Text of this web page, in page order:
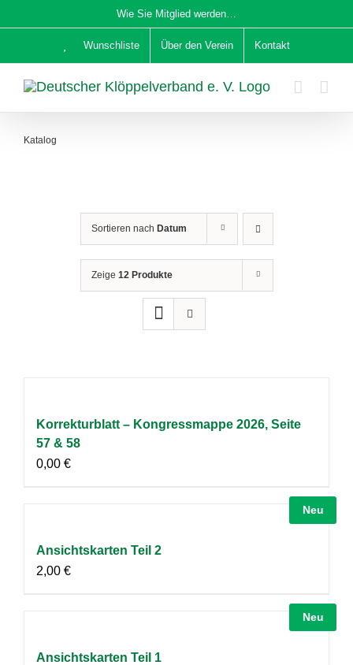
Inhalt
Wie Sie Mitglied werden…
Wunschliste Über den Verein Kontakt
Katalog
Sortieren nach Datum
Zeige 12 Produkte
Korrekturblatt – Kongressmappe 2026, Seite
57 & 58
0,00 €
Neu
Ansichtskarten Teil 2
2,00 €
Neu
Ansichtskarten Teil 1